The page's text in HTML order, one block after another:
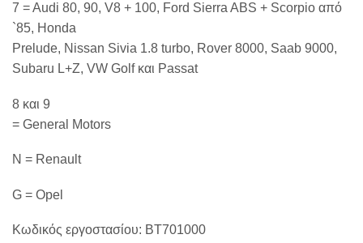
7 = Audi 80, 90, V8 + 100, Ford Sierra ABS + Scorpio από
`85, Honda
Prelude, Nissan Sivia 1.8 turbo, Rover 8000, Saab 9000,
Subaru L+Z, VW Golf και Passat
8 και 9
= General Motors
N = Renault
G = Opel
Κωδικός εργοστασίου: BT701000